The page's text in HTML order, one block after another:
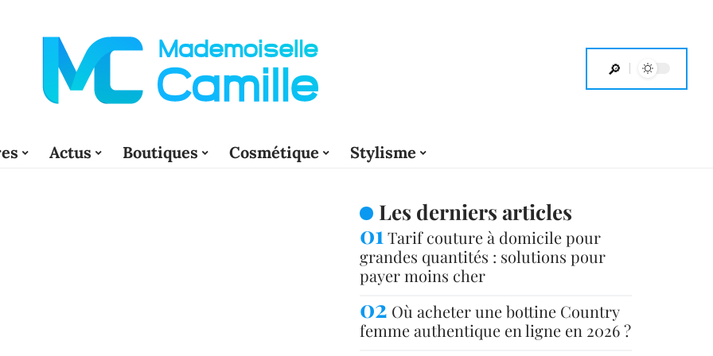
Actus Boutiques Cosmétique Stylisme
Les derniers articles
Tarif couture à domicile pour
grandes quantités : solutions pour
payer moins cher
Où acheter une bottine Country
femme authentique en ligne en 2026 ?